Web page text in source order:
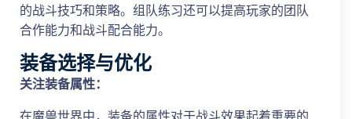
的战斗技巧和策略。组队练习还可以提高玩家的团队
合作能力和战斗配合能力。
装备选择与优化
关注装备属性：